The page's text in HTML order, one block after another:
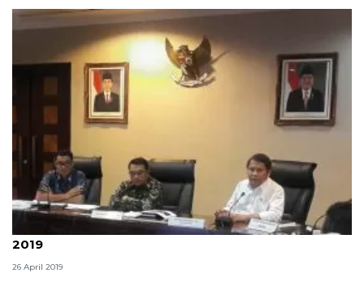
Pemerintah prediksi 31 Mei puncak arus mudik
2019
26 April 2019